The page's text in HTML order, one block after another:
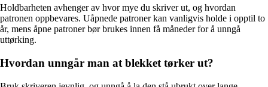
Holdbarheten avhenger av hvor mye du skriver ut, og hvordan
patronen oppbevares. Uåpnede patroner kan vanligvis holde i opptil to
år, mens åpne patroner bør brukes innen få måneder for å unngå
uttørking.
Hvordan unngår man at blekket tørker ut?